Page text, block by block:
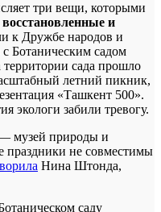
три вещи, которыми
и
к Дружбе народов и
Ботаническим садом
сада прошло
летний пикник,
«Ташкент 500».
экологи забили тревогу.
музей природы и
праздники не совместимы
Нина Штонда,
саду